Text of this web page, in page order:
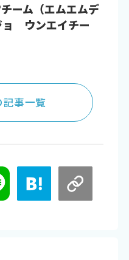
ーム（エムエムデ
ョ ウンエイチー
記事一覧